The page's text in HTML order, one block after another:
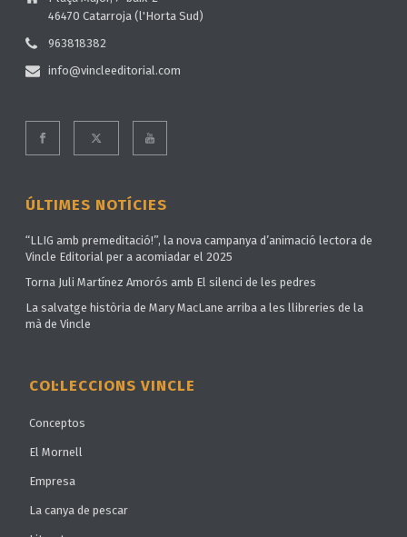
46470 Catarroja (l'Horta Sud)
963818382
info@vincleeditorial.com
ÚLTIMES NOTÍCIES
“LLIG amb premeditació!”, la nova campanya d’animació lectora de
Vincle Editorial per a acomiadar el 2025
Torna Juli Martínez Amorós amb El silenci de les pedres
La salvatge història de Mary MacLane arriba a les llibreries de la
mà de Vincle
COL·LECCIONS VINCLE
Conceptos
El Mornell
Empresa
La canya de pescar